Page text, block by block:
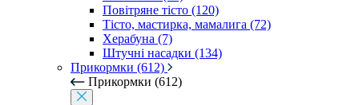
Повітряне тісто (120)
Тісто, мастирка, мамалига (72)
Херабуна (7)
Штучні насадки (134)
Прикормки (612)
Прикормки (612)